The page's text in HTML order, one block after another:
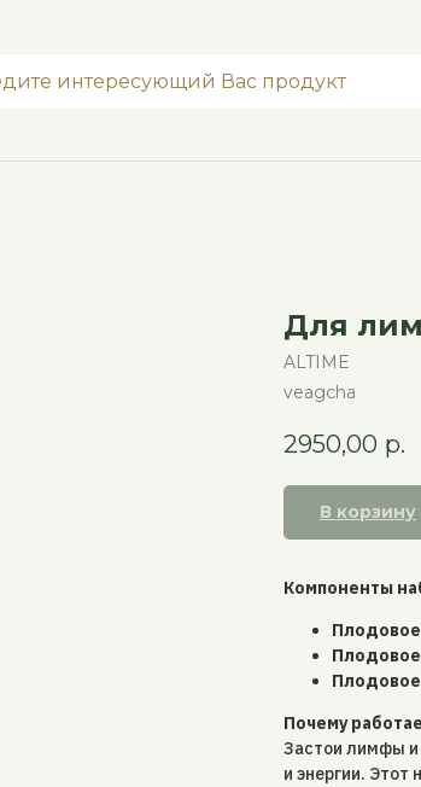
Для
ALTIME
veagcha
2950,00 р.
В корзину
Компоненты
Плодовое
Почему
Застои лимфы и
и энергии. Этот